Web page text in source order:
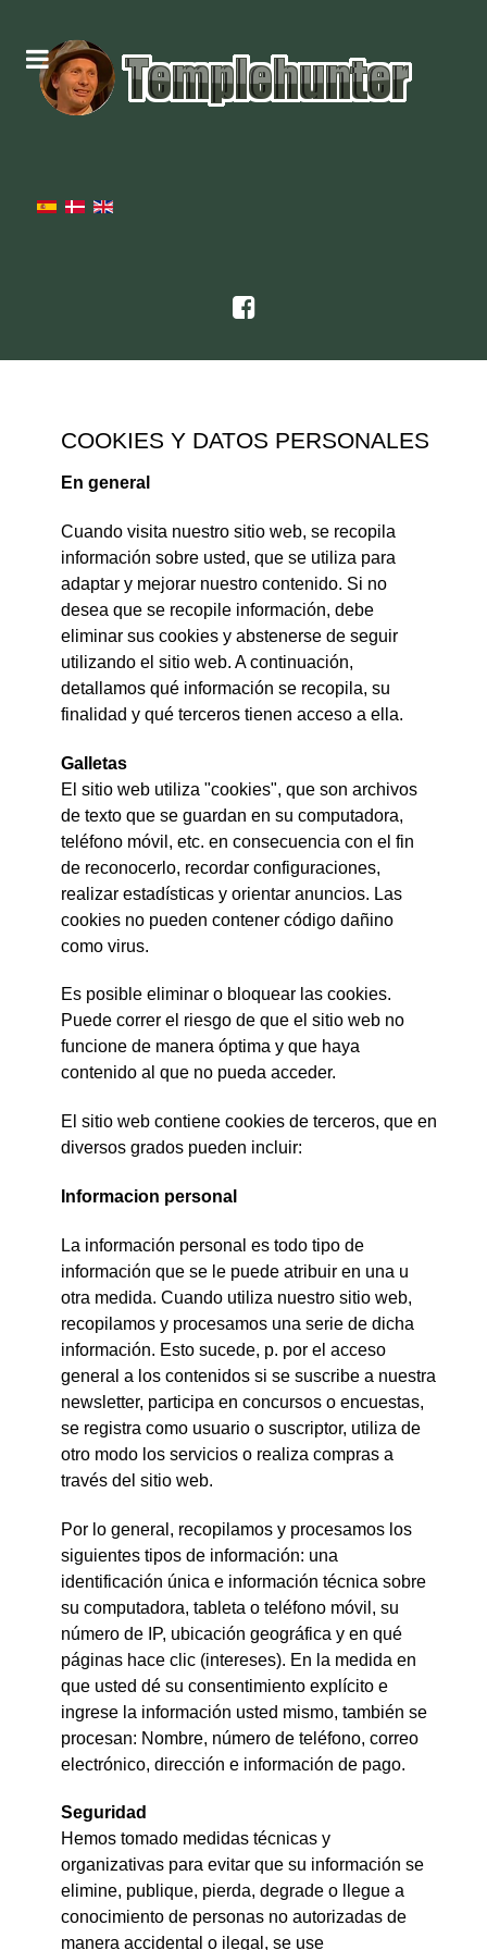
COOKIES Y DATOS PERSONALES
En general
Cuando visita nuestro sitio web, se recopila
información sobre usted, que se utiliza para
adaptar y mejorar nuestro contenido. Si no
desea que se recopile información, debe
eliminar sus cookies y abstenerse de seguir
utilizando el sitio web. A continuación,
detallamos qué información se recopila, su
finalidad y qué terceros tienen acceso a ella.
Galletas
El sitio web utiliza "cookies", que son archivos
de texto que se guardan en su computadora,
teléfono móvil, etc. en consecuencia con el fin
de reconocerlo, recordar configuraciones,
realizar estadísticas y orientar anuncios. Las
cookies no pueden contener código dañino
como virus.
Es posible eliminar o bloquear las cookies.
Puede correr el riesgo de que el sitio web no
funcione de manera óptima y que haya
contenido al que no pueda acceder.
El sitio web contiene cookies de terceros, que en
diversos grados pueden incluir:
Informacion personal
La información personal es todo tipo de
información que se le puede atribuir en una u
otra medida. Cuando utiliza nuestro sitio web,
recopilamos y procesamos una serie de dicha
información. Esto sucede, p. por el acceso
general a los contenidos si se suscribe a nuestra
newsletter, participa en concursos o encuestas,
se registra como usuario o suscriptor, utiliza de
otro modo los servicios o realiza compras a
través del sitio web.
Por lo general, recopilamos y procesamos los
siguientes tipos de información: una
identificación única e información técnica sobre
su computadora, tableta o teléfono móvil, su
número de IP, ubicación geográfica y en qué
páginas hace clic (intereses). En la medida en
que usted dé su consentimiento explícito e
ingrese la información usted mismo, también se
procesan: Nombre, número de teléfono, correo
electrónico, dirección e información de pago.
Seguridad
Hemos tomado medidas técnicas y
organizativas para evitar que su información se
elimine, publique, pierda, degrade o llegue a
conocimiento de personas no autorizadas de
manera accidental o ilegal, se use